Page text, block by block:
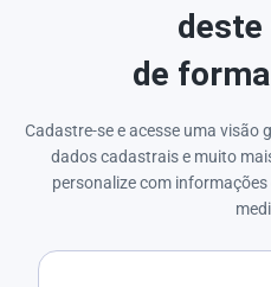
deste
de
Cadastre-se e acesse uma visão
dados cadastrais e muito
personalize com